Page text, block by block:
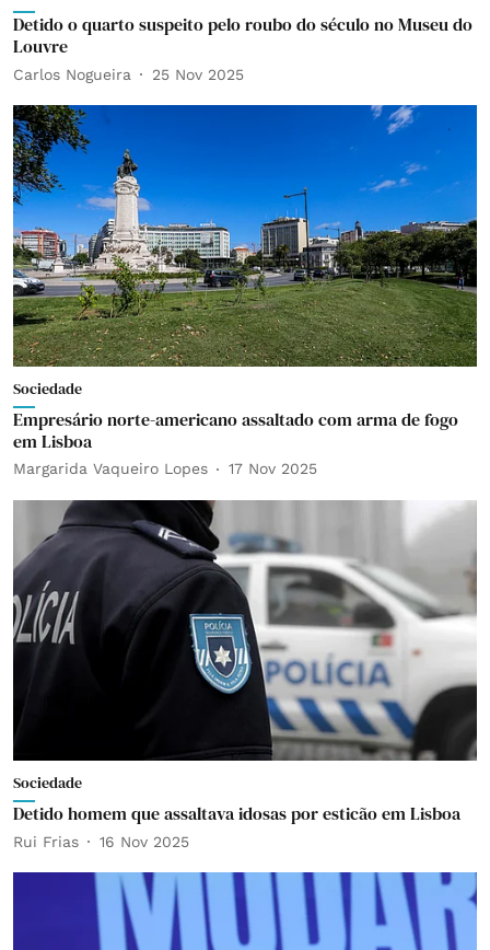
Detido o quarto suspeito pelo roubo do século no Museu do
Louvre
Carlos Nogueira 25 Nov 2025
Sociedade
Empresário norte-americano assaltado com arma de fogo
em Lisboa
Margarida Vaqueiro Lopes 17 Nov 2025
Sociedade
Detido homem que assaltava idosas por esticão em Lisboa
Rui Frias 16 Nov 2025